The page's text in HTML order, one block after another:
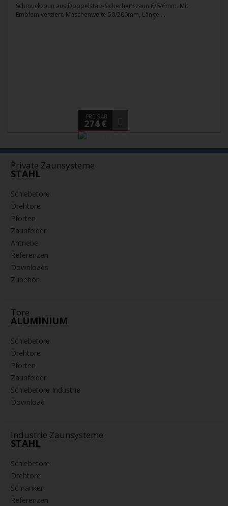
Schmuckzaun aus Doppelstab-Sicherheitszaun 6/6/6mm. Mit
Emblem verziert. Maschenweite 50/200mm, Länge ...
PREIS AB
274 €
Private Zaunsysteme
STAHL
Schiebetore
Drehtore
Pforten
Zaunfelder
Antriebe
Referenzen
Downloads
Zubehör
Tore
ALUMINIUM
Schiebetore
Drehtore
Pforten
Zaunfelder
Schiebetore Industrie
Download
Industrie Zaunsysteme
STAHL
Schiebetore
Drehtore
Schranken
Referenzen